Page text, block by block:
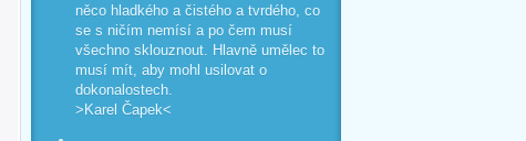
něco hladkého a čistého a tvrdého, co
se s ničím nemísí a po čem musí
všechno sklouznout. Hlavně umělec to
musí mít, aby mohl usilovat o
dokonalostech.
>Karel Čapek<